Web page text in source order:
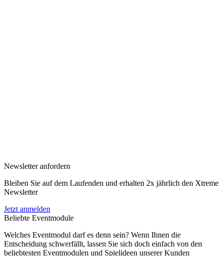
Newsletter anfordern
Bleiben Sie auf dem Laufenden und erhalten 2x jährlich den Xtreme
Newsletter
Jetzt anmelden
Beliebte Eventmodule
Welches Eventmodul darf es denn sein? Wenn Ihnen die
Entscheidung schwerfällt, lassen Sie sich doch einfach von den
beliebtesten Eventmodulen und Spielideen unserer Kunden